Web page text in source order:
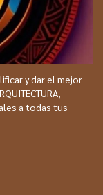
y dar el mejor
a todas tus